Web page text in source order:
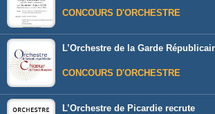
CONCOURS D'ORCHESTRE
L’Orchestre de la Garde
CONCOURS D'ORCHESTRE
L’Orchestre de Picardie recrute